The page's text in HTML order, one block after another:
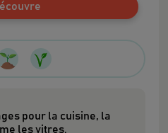
pour la cuisine, la
les vitres.